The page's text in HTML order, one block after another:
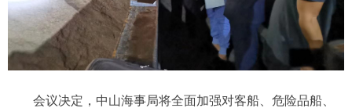
会议决定，中山海事局将全面加强对客船、危险品船、